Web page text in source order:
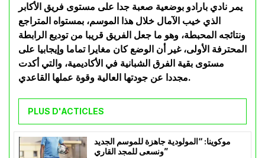
يمر نادي بارادو بوضعية صعبة جدا على مستوى فريق الأكابر
الذي خيب الآمال خلال هذا الموسم، بمستواه المتراجع
ونتائجه المحبطة، وهو ما جعل الفريق قريبا من توديع الرابطة
المحترفة الأولى، غير أن الوضع كان مغايرا تماما وإيجابيا على
مستوى بقية الفرق الشبانية في الأكاديمية، والتي أكدت
مجددا عن جودتها العالية وقوة عملها القاعدي.
PLUS D'ACTICLES
موكوينا: “المولودية جاهزة للموسم الجديد
ونسعى للمجد القاري”